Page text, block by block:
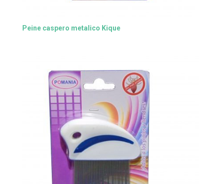
Peine caspero metalico Kique